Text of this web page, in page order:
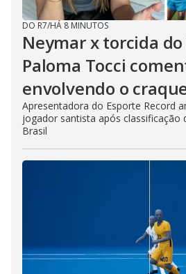
DO R7/HÁ 8 MINUTOS
Neymar x torcida do
Paloma Tocci
envolvendo o
Apresentadora do Esporte Record
jogador santista após classificação
Brasil